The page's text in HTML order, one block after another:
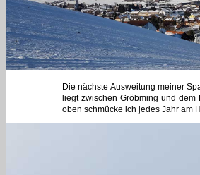
Die nächste Ausweitung meiner
liegt zwischen Gröbming und
oben schmücke ich jedes Jahr am